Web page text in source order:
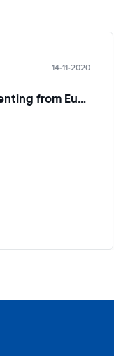
14-11-2020
It was a great experience renting from Europcar